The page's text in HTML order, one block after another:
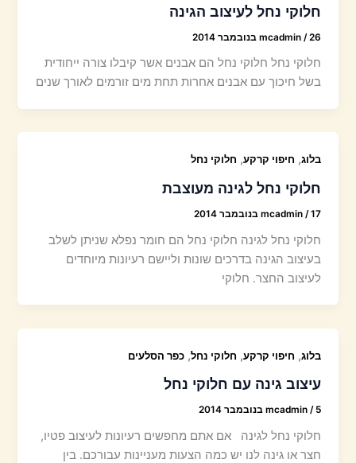
חלוקי נחל לעיצוב הגינה
mcadmin /26 בנובמבר 2014
חלוקי נחל חלוקי נחל הם אבנים אשר קיבלו צורה ייחודית
בשל חיכוך עם אבנים אחרות תחת מים זורמים לאורך שנים
בלוג, חיפוי קרקע, חלוקי נחל
חלוקי נחל לגינה מעוצבת
mcadmin /17 בנובמבר 2014
חלוקי נחל לגינה חלוקי נחל הם חומר נפלא שניתן לשלב
בעיצוב הגינה בדרכים שונות וליישם רעיונות מיוחדים
לעיצוב החצר. חלוקי
בלוג, חיפוי קרקע, חלוקי נחל,כפר הסלעים
עיצוב גינה עם חלוקי נחל
mcadmin / 5 בנובמבר 2014
חלוקי נחל לגינה אם אתם מחפשים רעיונות לעיצוב פטיו,
חצר או גינה לנו יש כמה הצעות מעניינות עבורכם. בין